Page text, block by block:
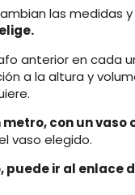
las medidas
anterior en cada
a la altura y
con un vaso
vaso elegido.
puede ir al